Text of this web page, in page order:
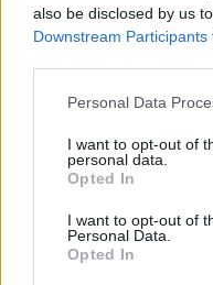
also be disclosed by us
Downstream Participants
Please note that this
not limited to your visit
grant or deny consent to
use your data for below
consent section.
Personal Data
I want to opt-out of
personal data.
Opted In
I want to opt-out of
Personal Data.
Opted In